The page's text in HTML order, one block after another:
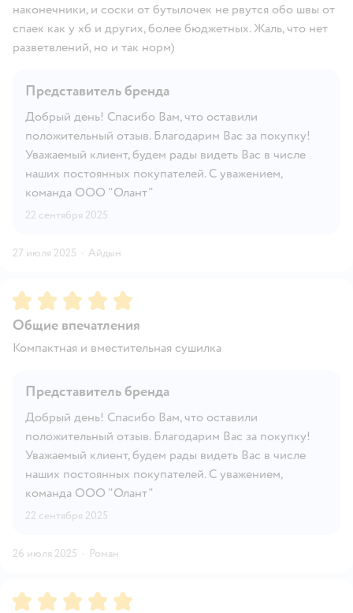
наконечники, и соски от бутылочек не рвутся обо швы от
спаек как у хб и других, более бюджетных. Жаль, что нет
разветвлений, но и так норм)
Представитель бренда
Добрый день! Спасибо Вам, что оставили
положительный отзыв. Благодарим Вас за покупку!
Уважаемый клиент, будем рады видеть Вас в числе
наших постоянных покупателей. С уважением,
команда ООО "Олант"
22 сентября 2025
27 июля 2025 · Айдын
Рейтинг:5
Общие впечатления
Компактная и вместительная сушилка
Представитель бренда
Добрый день! Спасибо Вам, что оставили
положительный отзыв. Благодарим Вас за покупку!
Уважаемый клиент, будем рады видеть Вас в числе
наших постоянных покупателей. С уважением,
команда ООО "Олант"
22 сентября 2025
26 июля 2025 · Роман
Рейтинг:5